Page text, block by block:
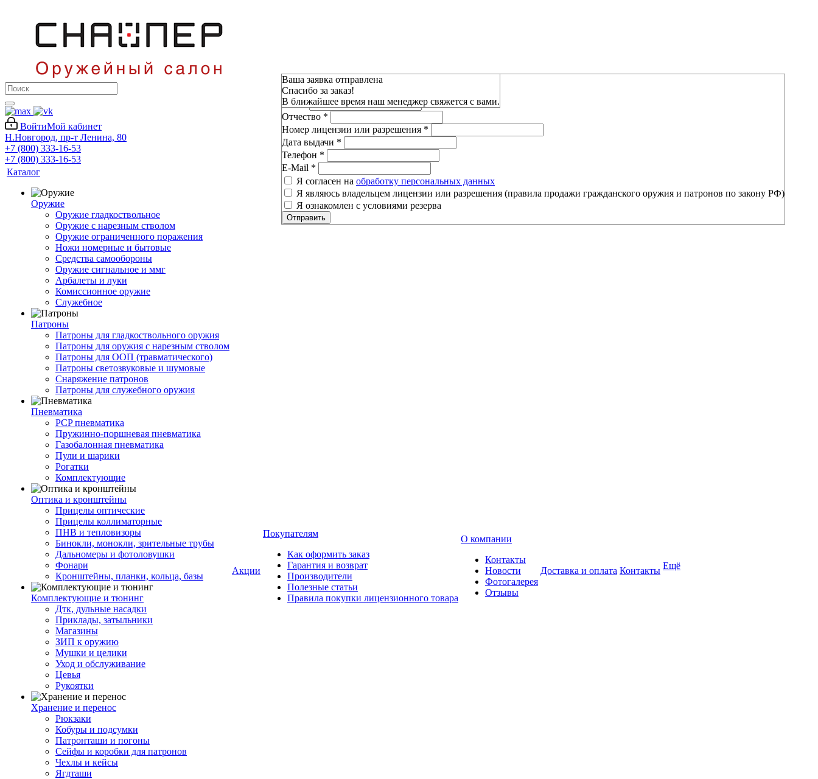
ВойтиМой кабинет
Н.Новгород, пр-т Ленина, 80
+7 (800) 333-16-53
+7 (800) 333-16-53
Каталог
Оружие
Оружие гладкоствольное
Оружие с нарезным стволом
Оружие ограниченного поражения
Ножи номерные и бытовые
Средства самообороны
Оружие сигнальное и ммг
Арбалеты и луки
Комиссионное оружие
Служебное
Патроны
Патроны для гладкоствольного оружия
Патроны для оружия с нарезным стволом
Патроны для ООП (травматического)
Патроны светозвуковые и шумовые
Снаряжение патронов
Патроны для служебного оружия
Пневматика
PCP пневматика
Пружинно-поршневая пневматика
Газобалонная пневматика
Пули и шарики
Рогатки
Комплектующие
Оптика и кронштейны
Прицелы оптические
Прицелы коллиматорные
ПНВ и тепловизоры
Бинокли, монокли, зрительные трубы
Дальномеры и фотоловушки
Фонари
Кронштейны, планки, кольца, базы
Комплектующие и тюнинг
Дтк, дульные насадки
Приклады, затыльники
Магазины
ЗИП к оружию
Мушки и целики
Уход и обслуживание
Цевья
Рукоятки
Хранение и перенос
Рюкзаки
Кобуры и подсумки
Патронташи и погоны
Сейфы и коробки для патронов
Чехлы и кейсы
Ягдташи
Акции
Покупателям
Как оформить заказ
Гарантия и возврат
Производители
Полезные статьи
Правила покупки лицензионного товара
О компании
Контакты
Новости
Фотогалерея
Отзывы
Доставка и оплата Контакты Ещё
Зарезервировать
Фамилия*
Имя*
Отчество *
Номер лицензии или разрешения *
Дата выдачи *
Телефон *
E-Mail *
Я согласен на обработку персональных данных
Я являюсь владельцем лицензии или разрешения (правила продажи гражданского оружия и патронов по закону РФ)
Я ознакомлен с условиями резерва
Отправить
Ваша заявка отправлена
Спасибо за заказ!
В ближайшее время наш менеджер свяжется с вами.